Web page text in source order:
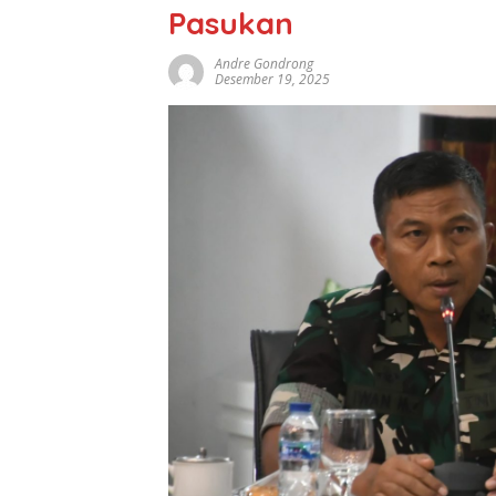
Pasukan
Andre Gondrong
Desember 19, 2025